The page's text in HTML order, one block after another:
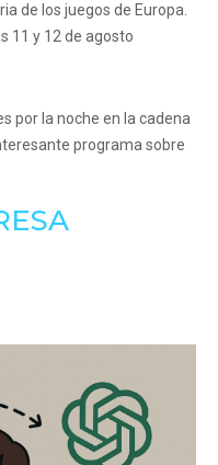
de los juegos de Europa.
11 y 12 de agosto
por la noche en la cadena
programa sobre